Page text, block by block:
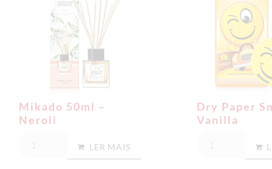
Mikado 50ml –
Neroli
LER MAIS
Dry Paper
Vanilla